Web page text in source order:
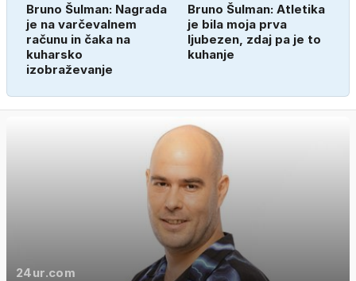
Bruno Šulman: Nagrada
je na varčevalnem
računu in čaka na
kuharsko
izobraževanje
Bruno Šulman: Atletika
je bila moja prva
ljubezen, zdaj pa je to
kuhanje
24ur.com